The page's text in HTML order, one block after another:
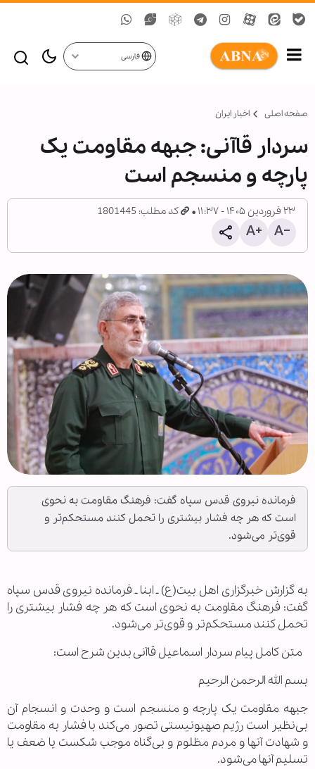
فارسی
صفحه اصلی اخبار ایران
سردار قاآنی: جبهه مقاومت یک
پارچه و منسجم است
۲۳ فروردین ۱۴۰۵ - ۱۱:۳۷ کد مطلب: 1801445
فرمانده نیروی قدس سپاه گفت: فرهنگ مقاومت به نحوی
است که هر چه فشار بیشتری را تحمل کنند مستحکم‌تر و
قوی‌تر می‌شود.
به گزارش خبرگزاری اهل بیت(ع) ـ ابنا ـ فرمانده نیروی قدس سپاه
گفت: فرهنگ مقاومت به نحوی است که هر چه فشار بیشتری را
تحمل کنند مستحکم‌تر و قوی‌تر می‌شود.
متن کامل پیام سردار اسماعیل قاآنی بدین شرح است:
بسم الله الرحمن الرحیم
جبهه مقاومت یک پارچه و منسجم است و وحدت و انسجام آن
بی‌نظیر است رژیم صهیونیستی تصور می‌کند با فشار به مقاومت
و شهادت آنها و مردم مظلوم و بی‌گناه موجب شکست یا ضعف یا
تسلیم آنها می‌شود.